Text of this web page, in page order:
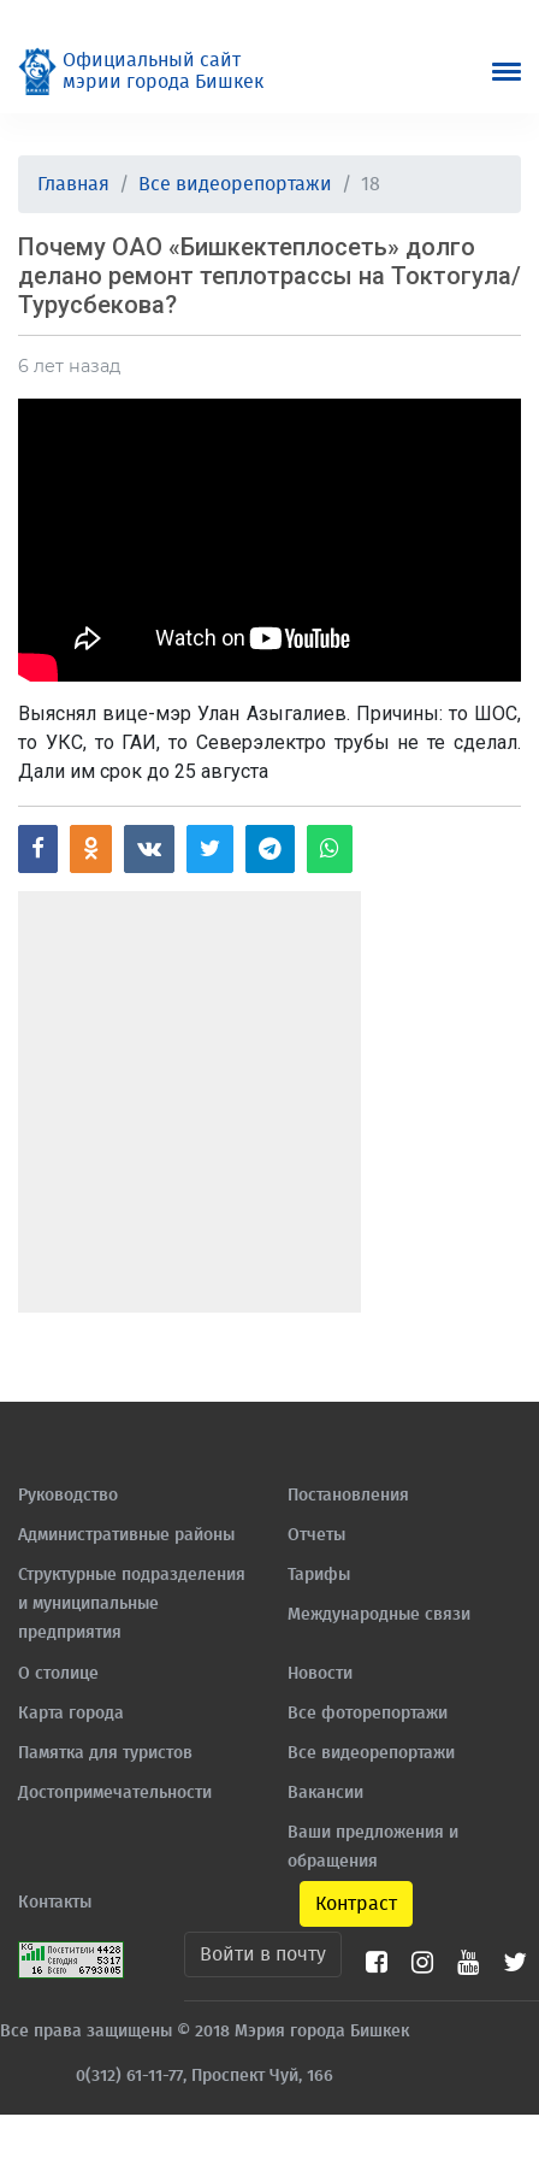
Официальный сайт
мэрии города Бишкек
Главная Все видеорепортажи 18
Почему ОАО «Бишкектеплосеть» долго
делано ремонт теплотрассы на Токтогула/
Турусбекова?
6 лет назад
Выяснял вице-мэр Улан Азыгалиев. Причины: то ШОС,
то УКС, то ГАИ, то Северэлектро трубы не те сделал.
Дали им срок до 25 августа
Руководство
Административные районы
Структурные подразделения
и муниципальные
предприятия
Постановления
Отчеты
Тарифы
Международные связи
О столице
Карта города
Памятка для туристов
Достопримечательности
Новости
Все фоторепортажи
Все видеорепортажи
Вакансии
Ваши предложения и
обращения
Контакты Контраст
Войти в почту
Все права защищены © 2018 Мэрия города Бишкек
0(312) 61-11-77, Проспект Чуй, 166